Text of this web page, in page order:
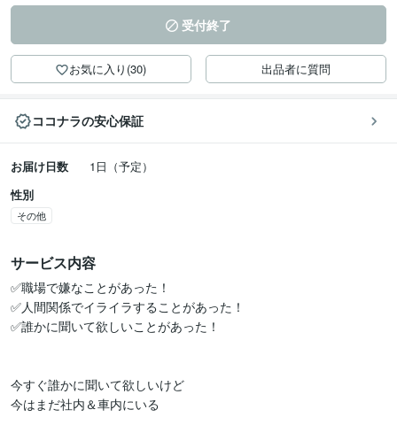
受付終了
お気に入り(30) 出品者に質問
ココナラの安心保証
お届け日数
1日（予定）
性別
その他
サービス内容
✅職場で嫌なことがあった！
✅人間関係でイライラすることがあった！
✅誰かに聞いて欲しいことがあった！
今すぐ誰かに聞いて欲しいけど
今はまだ社内＆車内にいる